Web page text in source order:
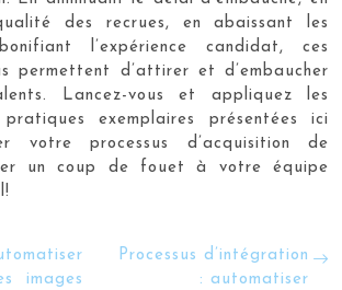
des recrues, en abaissant les
l’expérience candidat, ces
permettent d’attirer et d’embaucher
Lancez-vous et appliquez les
exemplaires présentées ici
votre processus d’acquisition de
un coup de fouet à votre équipe
images
Processus d’intégration
: automatiser